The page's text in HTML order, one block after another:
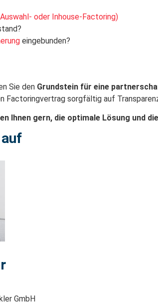
oder Inhouse-Factoring)
eingebunden?
Sie den Grundstein für eine
Factoringvertrag sorgfältig auf
Ihnen gern, die optimale Lösung und
GmbH